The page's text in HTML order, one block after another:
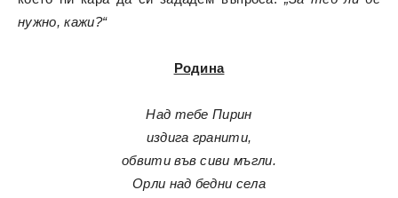
нужно, кажи?“
Родина
Над тебе Пирин
издига гранити,
обвити във сиви мъгли.
Орли над бедни села